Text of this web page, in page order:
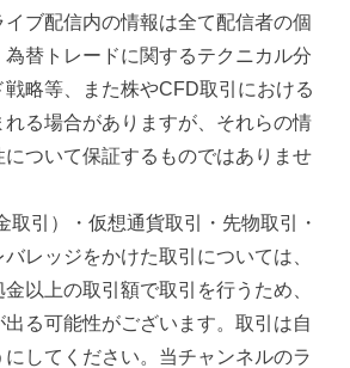
ブ配信内の情報は全て配信者の個
為替トレードに関するテクニカル分
略等、また株やCFD取引における
る場合がありますが、それらの情
ついて保証するものではありませ
取引）・仮想通貨取引・先物取引・
レッジをかけた取引については、
以上の取引額で取引を行うため、
る可能性がございます。取引は自
してください。当チャンネルのラ